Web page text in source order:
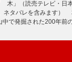
木」（読売テレビ・日
ネタバレを含みます）
中で発掘された200年前